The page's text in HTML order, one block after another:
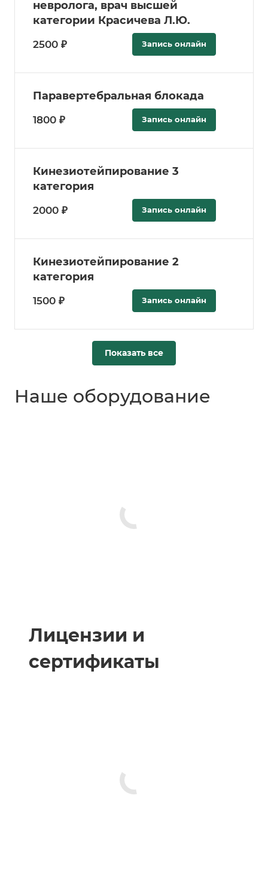
невролога, врач высшей
категории Красичева Л.Ю.
2500 ₽ Запись онлайн
Паравертебральная блокада
1800 ₽ Запись онлайн
Кинезиотейпирование 3
категория
2000 ₽ Запись онлайн
Кинезиотейпирование 2
категория
1500 ₽ Запись онлайн
Показать все
Наше оборудование
Лицензии и
сертификаты